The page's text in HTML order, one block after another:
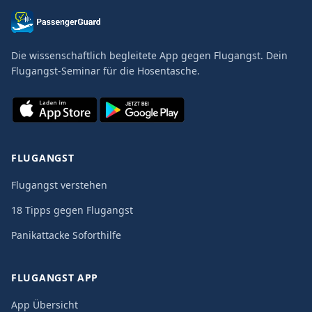
Die wissenschaftlich begleitete App gegen Flugangst. Dein
Flugangst-Seminar für die Hosentasche.
FLUGANGST
Flugangst verstehen
18 Tipps gegen Flugangst
Panikattacke Soforthilfe
FLUGANGST APP
App Übersicht